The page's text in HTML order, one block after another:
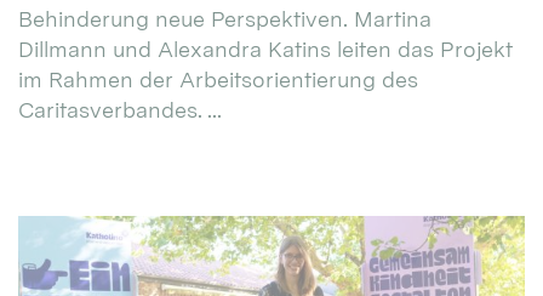
Behinderung neue Perspektiven. Martina
Dillmann und Alexandra Katins leiten das Projekt
im Rahmen der Arbeitsorientierung des
Caritasverbandes. ...